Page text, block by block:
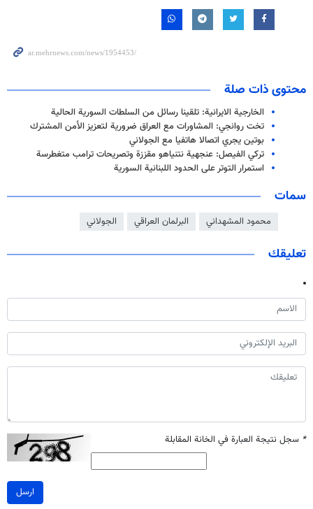
محتوى ذات صلة
الخارجية الايرانية: تلقينا رسائل من السلطات السورية الحالية
تخت روانجي: المشاورات مع العراق ضرورية لتعزيز الأمن المشترك
بوتين يجري اتصالا هاتفيا مع الجولاني
تركي الفيصل: عنجهية نتنياهو مقززة وتصريحات ترامب متغطرسة
استمرار التوتر على الحدود اللبنانية السورية
سمات
محمود المشهداني البرلمان العراقي الجولاني
تعليقك
* سجل نتيجة العبارة في الخانة المقابلة
ارسل